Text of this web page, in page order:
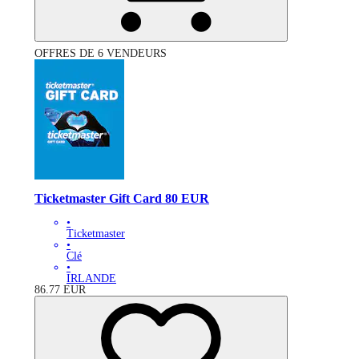
OFFRES DE 6 VENDEURS
Ticketmaster Gift Card 80 EUR
•
Ticketmaster
•
Clé
•
IRLANDE
86.77 EUR